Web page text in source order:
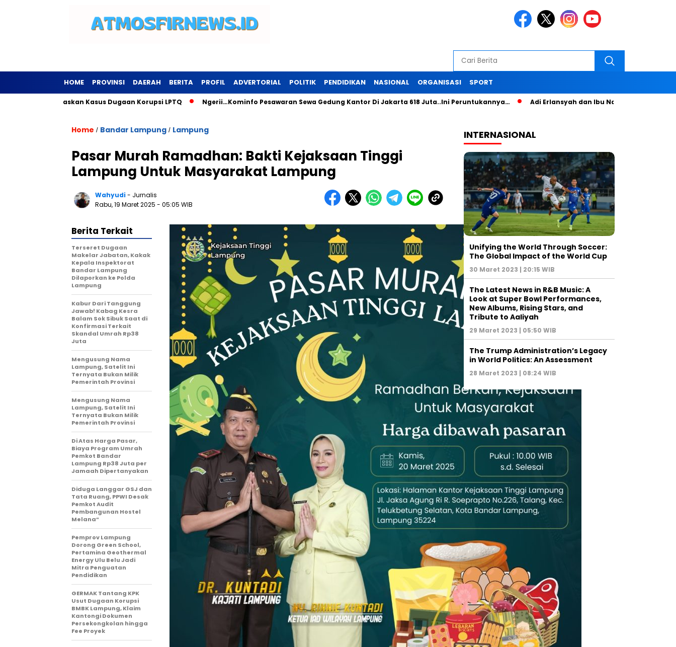
HOME PROVINSI DAERAH BERITA PROFIL ADVERTORIAL POLITIK PENDIDIKAN NASIONAL ORGANISASI SPORT
Tuntaskan Kasus Dugaan Korupsi LPTQ Ngerii…Kominfo Pesawaran Sewa Gedung Kantor Di Jakarta 618 Juta..Ini Peruntukannya… Adi Erlansyah dan Ibu Nana Senam Sehat dan
Home / Bandar Lampung / Lampung
Pasar Murah Ramadhan: Bakti Kejaksaan Tinggi
Lampung Untuk Masyarakat Lampung
Wahyudi- Jurnalis
Rabu, 19 Maret 2025 - 05:05 WIB
Berita Terkait
Terseret Dugaan
Makelar Jabatan, Kakak
Kepala Inspektorat
Bandar Lampung
Dilaporkan ke Polda
Lampung
Kabur Dari Tanggung
Jawab! Kabag Kesra
Balam Sok Sibuk Saat di
Konfirmasi Terkait
Skandal Umrah Rp38
Juta
Mengusung Nama
Lampung, Satelit Ini
Ternyata Bukan Milik
Pemerintah Provinsi
Mengusung Nama
Lampung, Satelit Ini
Ternyata Bukan Milik
Pemerintah Provinsi
Di Atas Harga Pasar,
Biaya Program Umrah
Pemkot Bandar
Lampung Rp38 Juta per
Jamaah Dipertanyakan
Diduga Langgar GSJ dan
Tata Ruang, PPWI Desak
Pemkot Audit
Pembangunan Hostel
Melana”
Pemprov Lampung
Dorong Green School,
Pertamina Geothermal
Energy Ulu Belu Jadi
Mitra Penguatan
Pendidikan
GERMAK Tantang KPK
Usut Dugaan Korupsi
BMBK Lampung, Klaim
Kantongi Dokumen
Persekongkolan hingga
Fee Proyek
INTERNASIONAL
Unifying the World Through Soccer:
The Global Impact of the World Cup
30 Maret 2023 | 20:15 WIB
The Latest News in R&B Music: A
Look at Super Bowl Performances,
New Albums, Rising Stars, and
Tribute to Aaliyah
29 Maret 2023 | 05:50 WIB
The Trump Administration’s Legacy
in World Politics: An Assessment
28 Maret 2023 | 08:24 WIB